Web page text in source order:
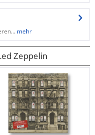
mehr
Zeppelin